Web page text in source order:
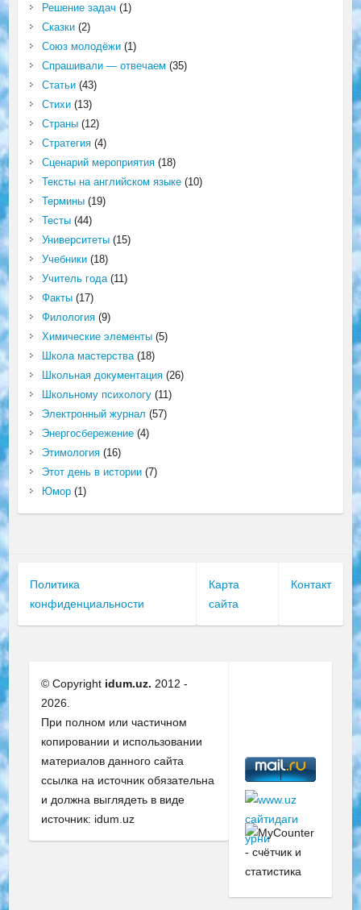
Решение задач (1)
Сказки(2)
Союз молодёжи(1)
Спрашивали — отвечаем (35)
Статьи(43)
Стихи(13)
Страны(12)
Стратегия(4)
Сценарий мероприятия(18)
Тексты на английском языке(10)
Термины(19)
Тесты(44)
Университеты(15)
Учебники(18)
Учитель года(11)
Факты(17)
Филология(9)
Химические элементы(5)
Школа мастерства(18)
Школьная документация(26)
Школьному психологу(11)
Электронный журнал (57)
Энергосбережение(4)
Этимология(16)
Этот день в истории(7)
Юмор(1)
Политика
конфиденциальности
Карта
сайта
Контакт
© Copyright idum.uz. 2012 -
2026.
При полном или частичном
копировании и использовании
материалов данного сайта
ссылка на источник обязательна
и должна выглядеть в виде
источник: idum.uz